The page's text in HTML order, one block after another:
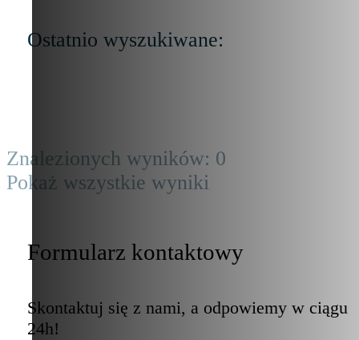
Ostatnio wyszukiwane:
Znalezionych wyników: 0
Pokaż wszystkie wyniki
Formularz kontaktowy
Skontaktuj się z nami, a odpowiemy w ciągu
24h!